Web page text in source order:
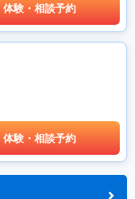
体験・相談予約
体験・相談予約